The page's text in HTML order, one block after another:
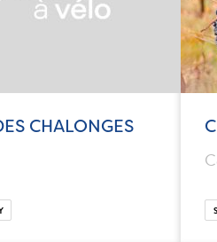
CHALONGES